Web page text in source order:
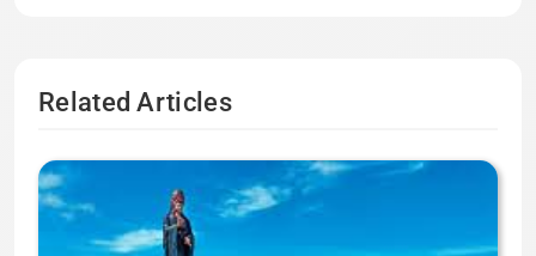
Related Articles